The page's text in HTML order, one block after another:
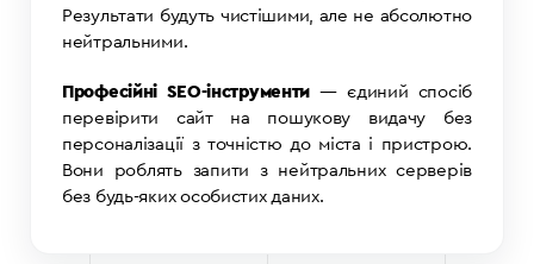
Результати будуть чистішими, але не абсолютно
нейтральними.
Професійні SEO-інструменти — єдиний спосіб
перевірити сайт на пошукову видачу без
персоналізації з точністю до міста і пристрою.
Вони роблять запити з нейтральних серверів
без будь-яких особистих даних.